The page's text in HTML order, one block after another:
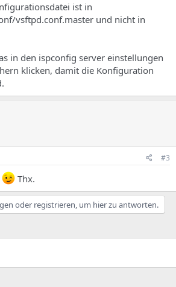
ist in
vsftpd.conf.master und nicht in
in den ispconfig server einstellungen
klicken, damit die Konfiguration
#3
Thx.
oder registrieren, um hier zu antworten.